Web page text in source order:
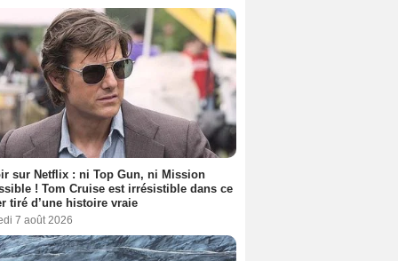
sur Netflix : ni Top Gun, ni Mission
! Tom Cruise est irrésistible dans ce
tiré d’une histoire vraie
7 août 2026